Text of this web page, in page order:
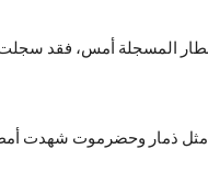
أمس، فقد سجلت إب أعلى كمية بمقدار 14.6 ملم،
ذمار وحضرموت شهدت